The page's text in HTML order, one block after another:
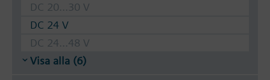
DC 20...30 V
DC 24 V
DC 24...48 V
Visa alla (6)